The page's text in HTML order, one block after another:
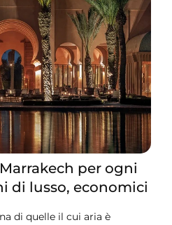
per ogni
di lusso, economici
di quelle il cui aria è